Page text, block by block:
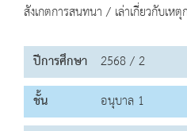
สังเกตการสนทนา / เล่าเกี่ยวกับเห
ปีการศึกษา 2568 / 2
ชั้น
อนุบาล 1